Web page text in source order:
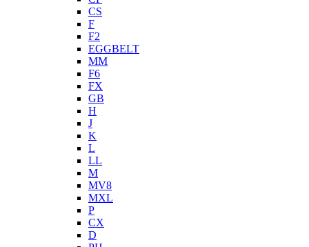
CS
F
F2
EGGBELT
MM
F6
FX
GB
H
J
K
L
LL
M
MV8
MXL
P
CX
D